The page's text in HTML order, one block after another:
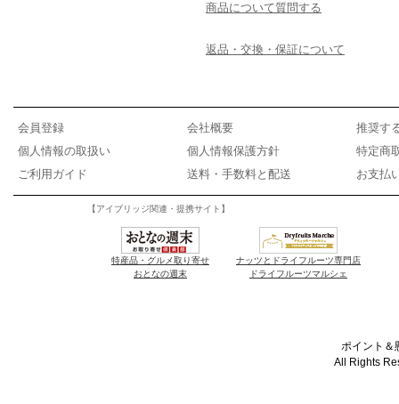
商品について質問する
返品・交換・保証について
会員登録 会社概要
推奨す
個人情報の取扱い
個人情報保護方針
特定商
ご利用ガイド
送料・手数料と配送 お支払
【アイブリッジ関連・提携サイト】
特産品・グルメ取り寄せ
おとなの週末
ナッツとドライフルーツ専門店
ドライフルーツマルシェ
ポイント＆
All Rights